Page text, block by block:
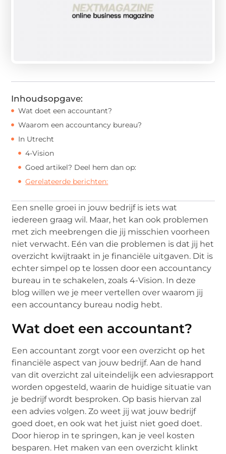
Inhoudsopgave:
Wat doet een accountant?
Waarom een accountancy bureau?
In Utrecht
4-Vision
Goed artikel? Deel hem dan op:
Gerelateerde berichten:
Een snelle groei in jouw bedrijf is iets wat
iedereen graag wil. Maar, het kan ook problemen
met zich meebrengen die jij misschien voorheen
niet verwacht. Eén van die problemen is dat jij het
overzicht kwijtraakt in je financiële uitgaven. Dit is
echter simpel op te lossen door een accountancy
bureau in te schakelen, zoals 4-Vision. In deze
blog willen we je meer vertellen over waarom jij
een accountancy bureau nodig hebt.
Wat doet een accountant?
Een accountant zorgt voor een overzicht op het
financiële aspect van jouw bedrijf. Aan de hand
van dit overzicht zal uiteindelijk een adviesrapport
worden opgesteld, waarin de huidige situatie van
je bedrijf wordt besproken. Op basis hiervan zal
een advies volgen. Zo weet jij wat jouw bedrijf
goed doet, en ook wat het juist niet goed doet.
Door hierop in te springen, kan je veel kosten
besparen. Het maken van een overzicht klinkt